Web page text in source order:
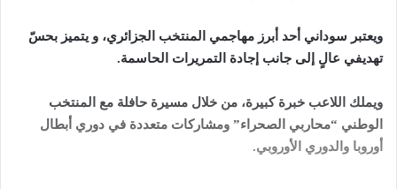
ويعتبر سوداني أحد أبرز مهاجمي المنتخب الجزائري، و يتميز بحسّ
تهديفي عالٍ إلى جانب إجادة التمريرات الحاسمة.
ويملك اللاعب خبرة كبيرة، من خلال مسيرة حافلة مع المنتخب
الوطني “محاربي الصحراء” ومشاركات متعددة في دوري أبطال
أوروبا والدوري الأوروبي.